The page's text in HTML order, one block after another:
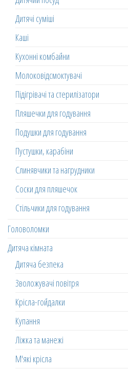
Дитячі суміші
Каші
Кухонні комбайни
Молоковідсмоктувачі
Підігрівачі та стерилізатори
Пляшечки для годування
Подушки для годування
Пустушки, карабіни
Слинявчики та нагрудники
Соски для пляшечок
Стільчики для годування
Головоломки
Дитяча кімната
Дитяча безпека
Зволожувачі повітря
Крісла-гойдалки
Купання
Ліжка та манежі
М'які крісла